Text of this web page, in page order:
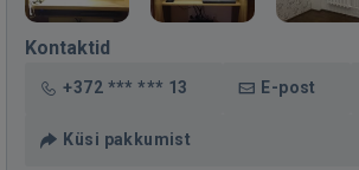
Kontaktid
+372 *** *** 13 E-post
Küsi pakkumist